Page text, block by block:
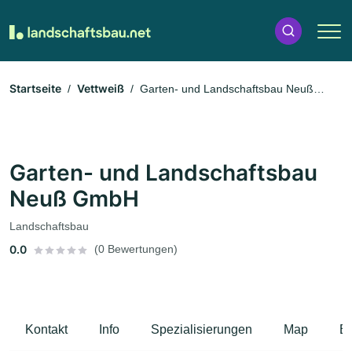
Startseite Vettweiß
Garten- und Landschaftsbau Neuß
Garten- und Landschaftsbau
Neuß GmbH
Landschaftsbau
0.0 (0 Bewertungen)
Kontakt Info Spezialisierungen Map